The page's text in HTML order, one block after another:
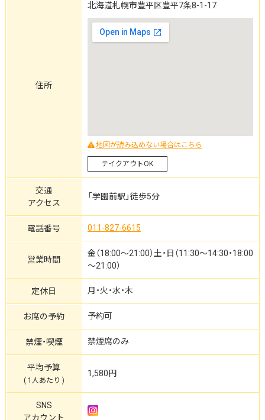
住所
北海道札幌市豊平区豊平7条8-1-17
地図が読み込めない場合はこちら
テイクアウトOK
交通
アクセス
「学園前駅」徒歩5分
電話番号 011-827-6615
営業時間
金（18:00～21:00）土・日（11:30～14:30・18:00
～21:00）
定休日 月・火・水・木
お席の予約 予約可
禁煙・喫煙 禁煙席のみ
平均予算
( 1人あたり )
1,580円
SNS
アカウント